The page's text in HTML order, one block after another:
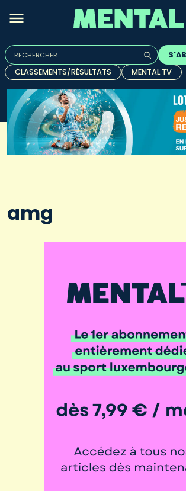
Rechercher :
Quand les résultats de l'auto-
CLASSEMENTS/RÉSULTATS
MENTAL TV
amg